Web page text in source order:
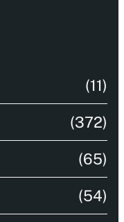
(11)
(372)
(65)
(54)